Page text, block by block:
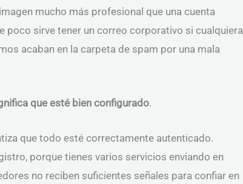
mucho más profesional que una cuenta
poco sirve tener un correo corporativo si cualquiera
acaban en la carpeta de spam por una mala
que esté bien configurado.
que todo esté correctamente autenticado.
porque tienes varios servicios enviando en
no reciben suficientes señales para confiar en